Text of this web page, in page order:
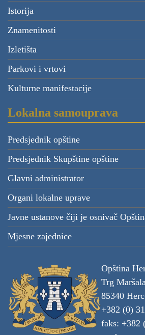
Istorija
Znamenitosti
Izletišta
Parkovi i vrtovi
Kulturne manifestacije
Lokalna samouprava
Predsjednik opštine
Predsjednik Skupštine opštine
Glavni administrator
Organi lokalne uprave
Javne ustanove čiji je osnivač
Mjesne zajednice
Opština
Trg
85340
+382 (0)
faks: +382